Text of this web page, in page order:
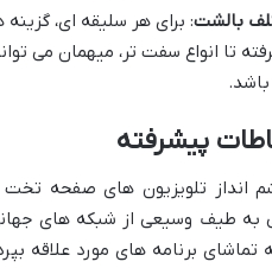
بالشت: برای هر سلیقه ای،
تا انواع سفت تر، میهمان می
پیشرفته
انداز تلویزیون های صفحه
به طیف وسیعی از شبکه های جهانی
تماشای برنامه های مورد علاقه